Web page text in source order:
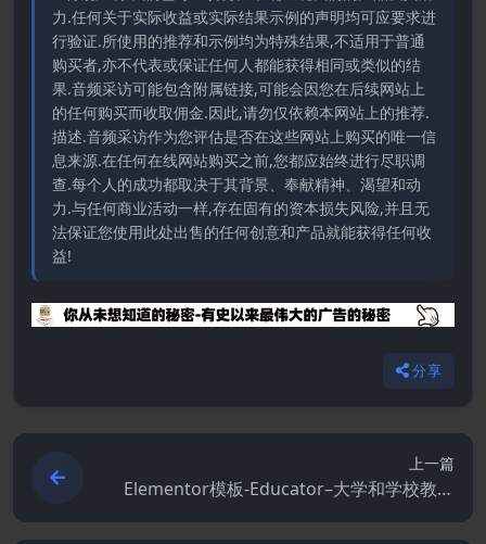
力.任何关于实际收益或实际结果示例的声明均可应要求进
行验证.所使用的推荐和示例均为特殊结果,不适用于普通
购买者,亦不代表或保证任何人都能获得相同或类似的结
果.音频采访可能包含附属链接,可能会因您在后续网站上
的任何购买而收取佣金.因此,请勿仅依赖本网站上的推荐.
描述.音频采访作为您评估是否在这些网站上购买的唯一信
息来源.在任何在线网站购买之前,您都应始终进行尽职调
查.每个人的成功都取决于其背景、奉献精神、渴望和动
力.与任何商业活动一样,存在固有的资本损失风险,并且无
法保证您使用此处出售的任何创意和产品就能获得任何收
益!
分享
上一篇
Elementor模板-Educator–大学和学校教育